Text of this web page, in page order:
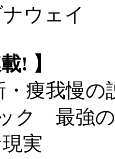
ウェイ
! 】
・痩我慢
ク 最強
実